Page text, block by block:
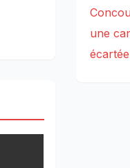
une